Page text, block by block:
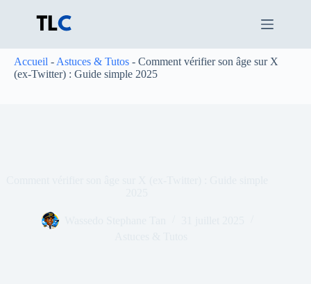
Accueil - Astuces & Tutos - Comment vérifier son âge sur X
(ex-Twitter) : Guide simple 2025